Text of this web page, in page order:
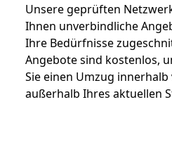
Unsere geprüften
Ihnen unverbindliche
Ihre Bedürfnisse
Angebote sind kostenlos,
Sie einen Umzug
außerhalb Ihres aktuellen